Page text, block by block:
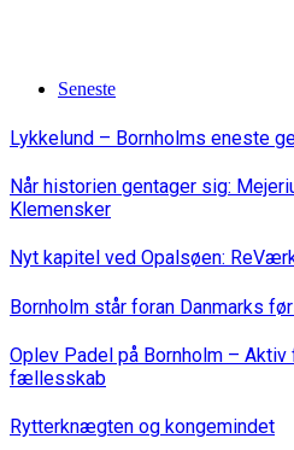
Seneste
Lykkelund – Bornholms eneste
Når historien gentager sig:
Klemensker
Nyt kapitel ved Opalsøen:
Bornholm står foran Danmarks
Oplev Padel på Bornholm –
fællesskab
Rytterknægten og kongemindet